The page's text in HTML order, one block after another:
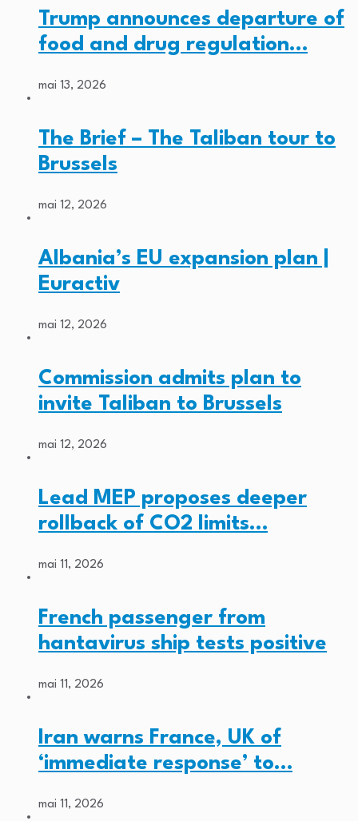
Trump announces departure of
food and drug regulation…
mai 13, 2026
The Brief – The Taliban tour to
Brussels
mai 12, 2026
Albania’s EU expansion plan |
Euractiv
mai 12, 2026
Commission admits plan to
invite Taliban to Brussels
mai 12, 2026
Lead MEP proposes deeper
rollback of CO2 limits…
mai 11, 2026
French passenger from
hantavirus ship tests positive
mai 11, 2026
Iran warns France, UK of
‘immediate response’ to…
mai 11, 2026